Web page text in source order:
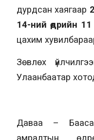
дурдсан хаягаар
14-ний өдрийн 11
цахим хувилбараар
Зөвлөх
Улаанбаатар
Даваа –
амралтын